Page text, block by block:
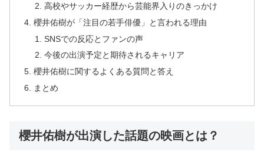
高校やサッカー経歴から芸能界入りのきっかけ
櫻井佑樹が「注目の若手俳優」と言われる理由
SNSでの反応とファンの声
今後の出演予定と期待されるキャリア
櫻井佑樹に関するよくある質問と答え
まとめ
櫻井佑樹が出演した話題の映画とは？